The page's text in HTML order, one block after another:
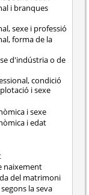
i branques
sexe i professió
forma de la
d'indústria o de
condició
i sexe
i sexe
i edat
naixement
del matrimoni
la seva